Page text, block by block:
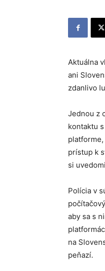
Aktuálna
ani
zdanlivo
Jednou z
kontaktu
prístup k
si
Polícia v
aby sa s
na
peňazí.